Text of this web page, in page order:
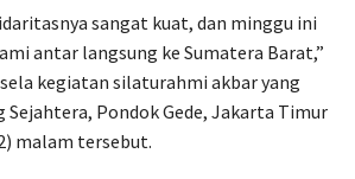
sangat kuat, dan minggu ini
antar langsung ke Sumatera Barat,”
kegiatan silaturahmi akbar yang
Sejahtera, Pondok Gede, Jakarta Timur
malam tersebut.